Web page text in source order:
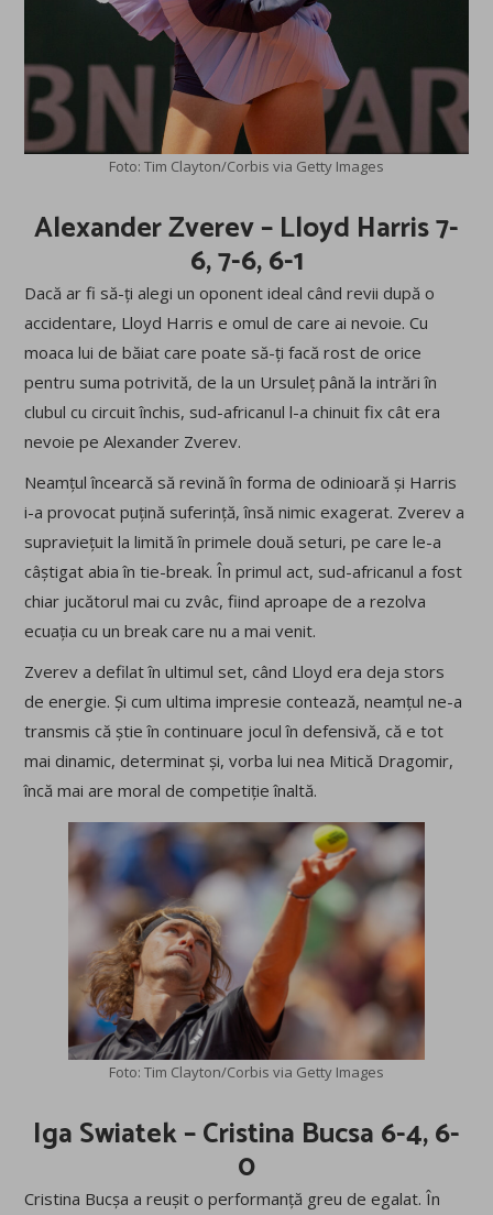
Foto: Tim Clayton/Corbis via Getty Images
Alexander Zverev – Lloyd Harris 7-
6, 7-6, 6-1
Dacă ar fi să-ți alegi un oponent ideal când revii după o
accidentare, Lloyd Harris e omul de care ai nevoie. Cu
moaca lui de băiat care poate să-ți facă rost de orice
pentru suma potrivită, de la un Ursuleț până la intrări în
clubul cu circuit închis, sud-africanul l-a chinuit fix cât era
nevoie pe Alexander Zverev.
Neamțul încearcă să revină în forma de odinioară și Harris
i-a provocat puțină suferință, însă nimic exagerat. Zverev a
supraviețuit la limită în primele două seturi, pe care le-a
câștigat abia în tie-break. În primul act, sud-africanul a fost
chiar jucătorul mai cu zvâc, fiind aproape de a rezolva
ecuația cu un break care nu a mai venit.
Zverev a defilat în ultimul set, când Lloyd era deja stors
de energie. Și cum ultima impresie contează, neamțul ne-a
transmis că știe în continuare jocul în defensivă, că e tot
mai dinamic, determinat și, vorba lui nea Mitică Dragomir,
încă mai are moral de competiție înaltă.
Foto: Tim Clayton/Corbis via Getty Images
Iga Swiatek – Cristina Bucsa 6-4, 6-
0
Cristina Bucșa a reușit o performanță greu de egalat. În